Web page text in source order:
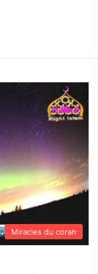
Miracles du coran